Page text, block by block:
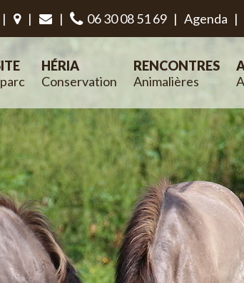
| | | 06 30 08 51 69 | Agenda |
HÉRIA
Conservation
RENCONTRES
Animalières